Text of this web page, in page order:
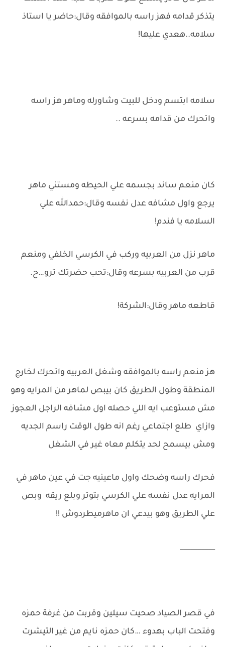
يتذكر قدامه فهز راسه بالموافقه وقال:حاضر يا استاذ
سلامه..هعدي عليها!
سلامه ابتسم ودخل للبيت وشاورله وماهر هز راسه
واتحرك من قدامه بسرعه ..
كان منعم ساند بجسمه علي الحيطه ومستني ماهر
يرجع واول مشافه عدل نفسه وقال:حمدالله علي
السلامه يا فندم!
ماهر نزل من العربيه وركب في الكرسي الخلفي ومنعم
قرب من العربيه بسرعه وقال:تحب حضرتك ترو…ح.
قاطعه ماهر وقال:الشركة!
هز منعم راسه بالموافقه وشغل العربيه واتحرك لخارج
المنطقة وطول الطريق كان بيبص لماهر من المرايه وهو
مش مستوعب ايه اللي حصله اول مشافه الراجل العجوز
وازاي طلع اجتماعي رغم انه طول الوقت راسم الجديه
ومش بيسمح لحد يتكلم معاه غير في الشغل
فحرك راسه وضحك واول ماعينيه جت في عين ماهر في
المرايه عدل نفسه علي الكرسي بتوتر وبلع ريقه وبص
علي الطريق وهو بيدعي ان ماهرميطردوش !!
__________
في قصر الصياد صحيت سيلين وقربت من غرفة حمزه
وفتحت الباب بهدوء …كان حمزه نايم من غير التيشرت